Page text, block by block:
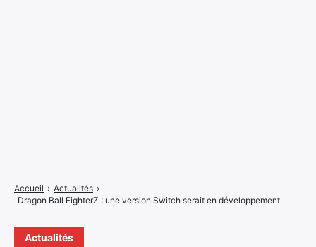
Actualités
Accueil › Actualités ›
Dragon Ball FighterZ : une version Switch serait en développement